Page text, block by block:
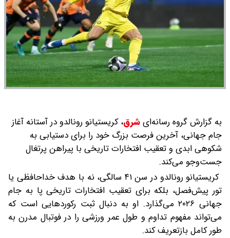
به گزارش گروه رسانه‌ایشرق،کریستیانو رونالدو در آستانه آغاز
جام جهانی، آخرین فرصت بزرگ خود را برای دستیابی به
شکوهی ابدی و تعقیب افتخارات تاریخی با پیراهن پرتغال
جست‌وجو می‌کند.
کریستیانو رونالدو در سن ۴۱ سالگی، نه با هدف خداحافظی یا
تور پیش‌فصل، بلکه برای تعقیب افتخارات تاریخی پا به جام
جهانی ۲۰۲۶ می‌گذارد. او به دنبال ثبت رکوردهایی است که
می‌تواند مفهوم تداوم و طول عمر ورزشی را در فوتبال مدرن به
طور کامل بازتعریف کند.